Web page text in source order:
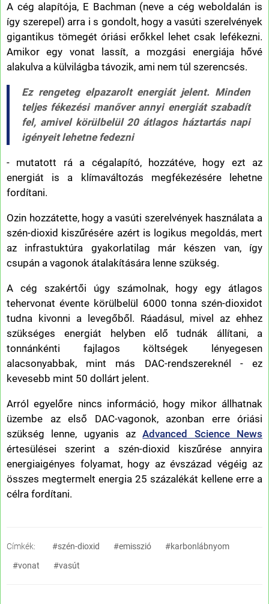
A cég alapítója, E Bachman (neve a cég weboldalán is
így szerepel) arra i s gondolt, hogy a vasúti szerelvények
gigantikus tömegét óriási erőkkel lehet csak lefékezni.
Amikor egy vonat lassít, a mozgási energiája hővé
alakulva a külvilágba távozik, ami nem túl szerencsés.
Ez rengeteg elpazarolt energiát jelent. Minden
teljes fékezési manőver annyi energiát szabadít
fel, amivel körülbelül 20 átlagos háztartás napi
igényeit lehetne fedezni
- mutatott rá a cégalapító, hozzátéve, hogy ezt az
energiát is a klímaváltozás megfékezésére lehetne
fordítani.
Ozin hozzátette, hogy a vasúti szerelvények használata a
szén-dioxid kiszűrésére azért is logikus megoldás, mert
az infrastuktúra gyakorlatilag már készen van, így
csupán a vagonok átalakítására lenne szükség.
A cég szakértői úgy számolnak, hogy egy átlagos
tehervonat évente körülbelül 6000 tonna szén-dioxidot
tudna kivonni a levegőből. Ráadásul, mivel az ehhez
szükséges energiát helyben elő tudnák állítani, a
tonnánkénti fajlagos költségek lényegesen
alacsonyabbak, mint más DAC-rendszereknél - ez
kevesebb mint 50 dollárt jelent.
Arról egyelőre nincs információ, hogy mikor állhatnak
üzembe az első DAC-vagonok, azonban erre óriási
szükség lenne, ugyanis azAdvanced Science News
értesülései szerint a szén-dioxid kiszűrése annyira
energiaigényes folyamat, hogy az évszázad végéig az
összes megtermelt energia 25 százalékát kellene erre a
célra fordítani.
Címkék: #szén-dioxid #emisszió
#karbonlábnyom
#vonat
#vasút